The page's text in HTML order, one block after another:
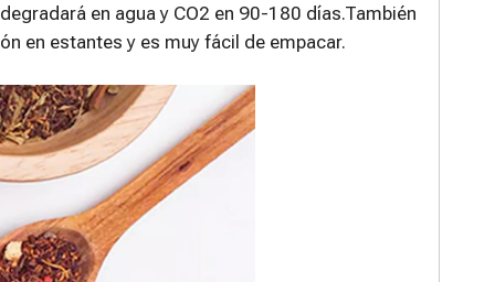
en agua y CO2 en 90-180 días.También
en estantes y es muy fácil de empacar.